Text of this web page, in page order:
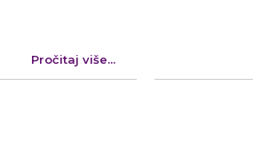
Pročitaj više...